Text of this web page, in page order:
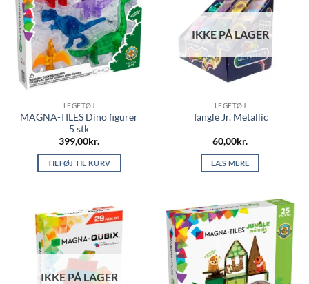
LEGETØJ
MAGNA-TILES Dino figurer
5 stk
399,00kr.
TILFØJ TIL KURV
IKKE PÅ LAGER
LEGETØJ
Tangle Jr. Metallic
60,00kr.
LÆS MERE
IKKE PÅ LAGER